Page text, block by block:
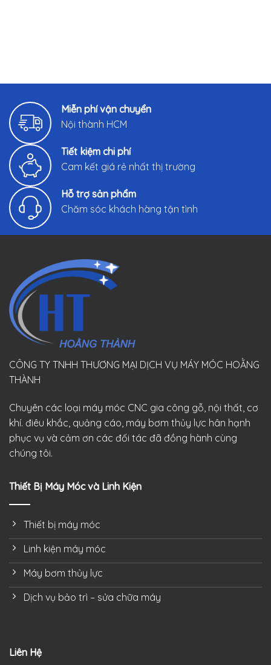
Miễn phí vận chuyển
Nội thành HCM
Tiết kiệm chi phí
Cam kết giá rẻ nhất thị trường
Hỗ trợ sản phẩm
Chăm sóc khách hàng tận tình
CÔNG TY TNHH THƯƠNG MẠI DỊCH VỤ MÁY MÓC HOẰNG
THÀNH
Chuyên các loại máy móc CNC gia công gỗ, nội thất, cơ
khí. điêu khắc, quảng cáo, máy bơm thủy lực hân hạnh
phục vụ và cảm ơn các đối tác đã đồng hành cùng
chúng tôi.
Thiết Bị Máy Móc và Linh Kiện
Thiết bị máy móc
Linh kiện máy móc
Máy bơm thủy lực
Dịch vụ bảo trì – sửa chữa máy
Liên Hệ